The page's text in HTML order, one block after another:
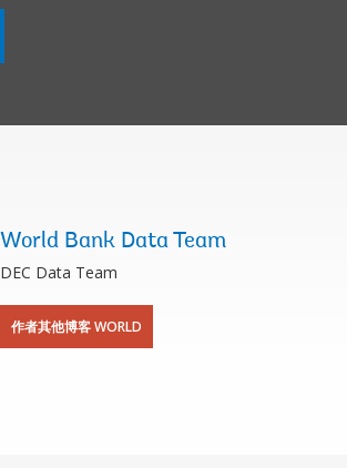
World Bank Data Team
DEC Data Team
作者其他博客 WORLD